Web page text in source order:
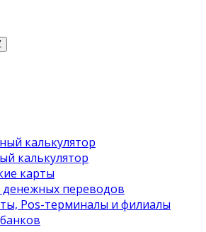
калькулятор
калькулятор
карты
переводов
Pos-терминалы и филиалы